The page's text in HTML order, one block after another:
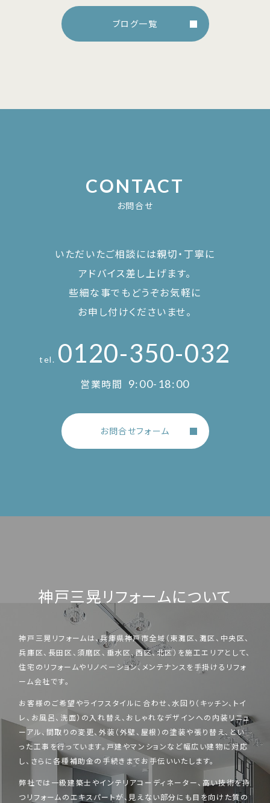
ブログ一覧
CONTACT
お問合せ
いただいたご相談には親切・丁寧に
アドバイス差し上げます。
些細な事でもどうぞお気軽に
お申し付けくださいませ。
tel. 0120-350-032
営業時間 9:00-18:00
お問合せフォーム
神戸三晃リフォームについて
神戸三晃リフォームは、兵庫県神戸市全域（東灘区、灘区、中央区、
兵庫区、長田区、須磨区、垂水区、西区、北区）を施工エリアとして、
住宅のリフォームやリノベーション、メンテナンスを手掛けるリフォ
ーム会社です。
お客様のご希望やライフスタイルに合わせ、水回り（キッチン、トイ
レ、お風呂、洗面）の入れ替え、おしゃれなデザインへの内装リニュ
ーアル、間取りの変更、外装（外壁、屋根）の塗装や張り替え、とい
った工事を行っています。戸建やマンションなど幅広い建物に対応
し、さらに各種補助金の手続きまでお手伝いいたします。
弊社では一級建築士やインテリアコーディネーター、高い技術を持
つリフォームのエキスパートが、見えない部分にも目を向けた質の